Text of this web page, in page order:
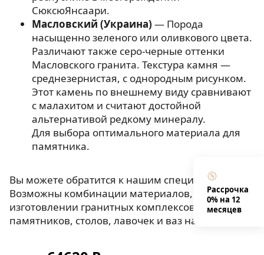
СюксюЯнсаари.
Масловский (Украина) — Порода
насыщенно зеленого или оливкового цвета.
Различают также серо-черные оттенки
Масловского гранита. Текстура камня —
среднезернистая, с однородным рисунком.
Этот камень по внешнему виду сравнивают
с малахитом и считают достойной
альтернативой редкому минералу.
Для выбора оптимального материала для
памятника.
Вы можете обратится к нашим специалистам.
Возможны комбинации материалов, при
изготовлении гранитных комплексов,
памятников, столов, лавочек и ваз на могилу.
Рассрочка
0% на 12
месяцев